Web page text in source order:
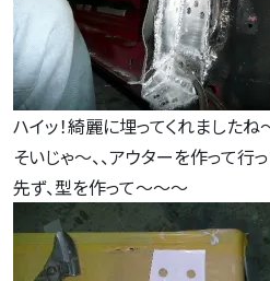
ハイッ！綺麗に埋ってくれましたね
そいじゃ～、、アウターを作って行
先ず、型を作って～～～